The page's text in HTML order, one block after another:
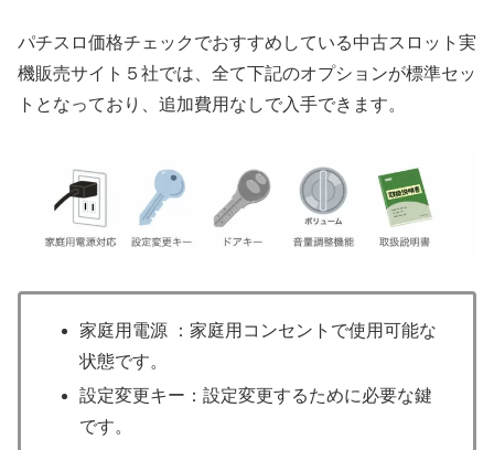
パチスロ価格チェックでおすすめしている中古スロット実
機販売サイト５社では、全て下記のオプションが標準セッ
トとなっており、追加費用なしで入手できます。
家庭用電源 ：家庭用コンセントで使用可能な
状態です。
設定変更キー：設定変更するために必要な鍵
です。